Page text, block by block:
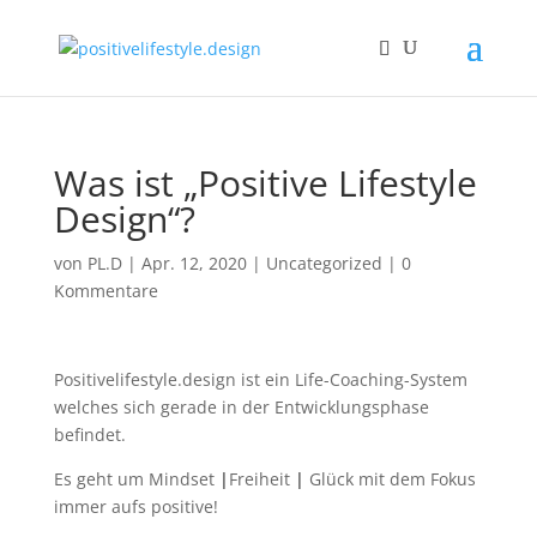
Was ist „Positive Lifestyle
Design“?
von PL.D| Apr. 12, 2020| Uncategorized | 0
Kommentare
Positivelifestyle.design ist ein Life-Coaching-System
welches sich gerade in der Entwicklungsphase
befindet.
Es geht um Mindset | Freiheit | Glück mit dem Fokus
immer aufs positive!